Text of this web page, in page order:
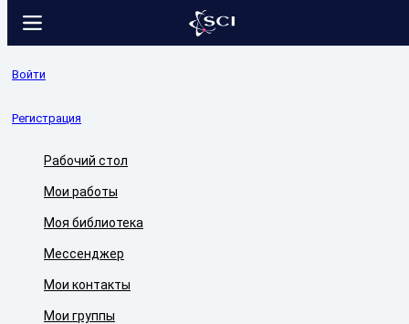
Войти
Регистрация
Рабочий стол
Мои работы
Моя библиотека
Мессенджер
Мои контакты
Мои группы